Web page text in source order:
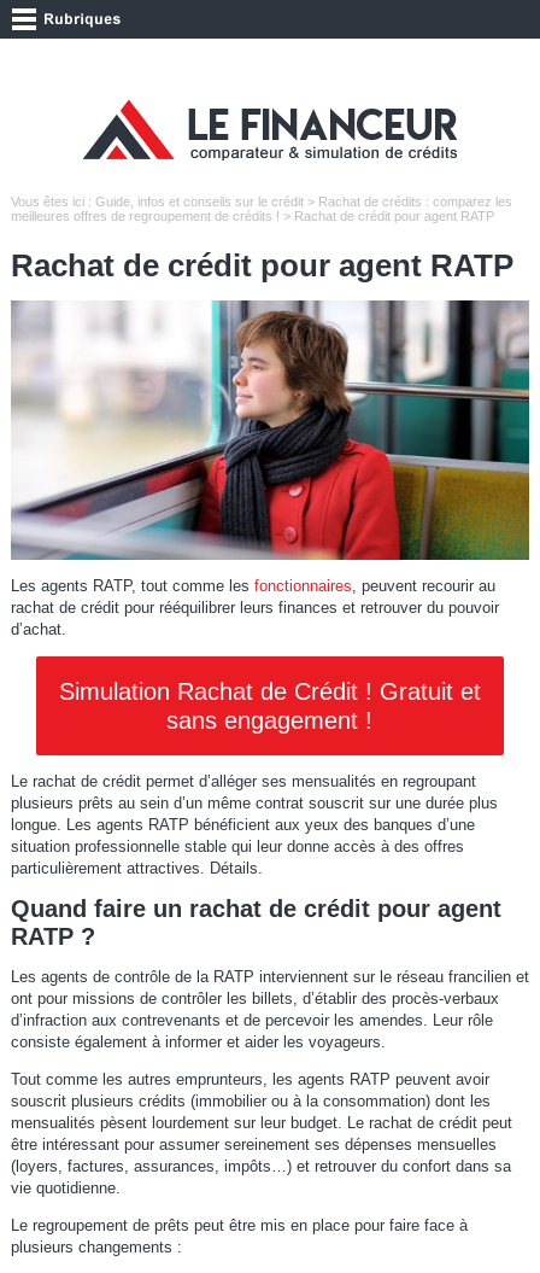
Vous êtes ici : Guide, infos et conseils sur le crédit> Rachat de crédits : comparez les
meilleures offres de regroupement de crédits ! > Rachat de crédit pour agent RATP
Rachat de crédit pour agent RATP
Les agents RATP, tout comme les fonctionnaires, peuvent recourir au
rachat de crédit pour rééquilibrer leurs finances et retrouver du pouvoir
d’achat.
Simulation Rachat de Crédit ! Gratuit et
sans engagement !
Le rachat de crédit permet d’alléger ses mensualités en regroupant
plusieurs prêts au sein d’un même contrat souscrit sur une durée plus
longue. Les agents RATP bénéficient aux yeux des banques d’une
situation professionnelle stable qui leur donne accès à des offres
particulièrement attractives. Détails.
Quand faire un rachat de crédit pour agent
RATP ?
Les agents de contrôle de la RATP interviennent sur le réseau francilien et
ont pour missions de contrôler les billets, d’établir des procès-verbaux
d’infraction aux contrevenants et de percevoir les amendes. Leur rôle
consiste également à informer et aider les voyageurs.
Tout comme les autres emprunteurs, les agents RATP peuvent avoir
souscrit plusieurs crédits (immobilier ou à la consommation) dont les
mensualités pèsent lourdement sur leur budget. Le rachat de crédit peut
être intéressant pour assumer sereinement ses dépenses mensuelles
(loyers, factures, assurances, impôts…) et retrouver du confort dans sa
vie quotidienne.
Le regroupement de prêts peut être mis en place pour faire face à
plusieurs changements :